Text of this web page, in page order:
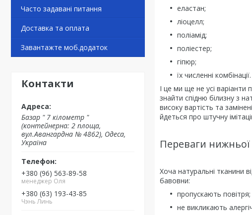
Часто задавані питання
Доставка та оплата
Завантажте моб.додаток
Контакти
Базар " 7 кілометр "
(контейнерна: 2 площа,
вул.Авангардна № 4862), Одеса,
Україна
+380 (96) 563-89-58
менеджер Оля
+380 (63) 193-43-85
Чэнь Линь
еластан;
ліоцелл;
поліамід;
поліестер;
гіпюр;
їх численні комбінації.
І це ми ще не усі
знайти спідню білизну з
високу вартість та
йдеться про штучну
Переваги
Хоча натуральні тканини
бавовни:
пропускають повітря;
не викликають